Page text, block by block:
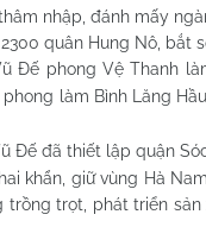
nhập, đánh mấy
quân Hung Nô, bắt
Đế phong Vệ Thanh
làm Bình Lăng
đã thiết lập quận
khẩn, giữ vùng Hà
trồng trọt, phát triển